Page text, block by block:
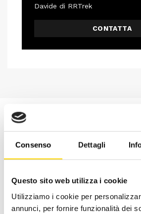
Consenso Dettagli
Questo sito web utilizza i cookie
Utilizziamo i cookie per
annunci, per fornire funzionalità dei
Davide di RRTrek
CONTATTA